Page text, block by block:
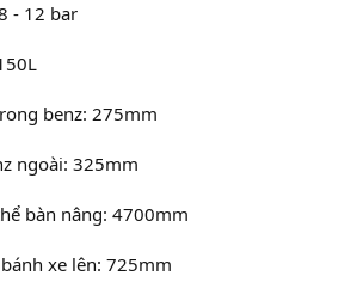
- 12 bar
benz: 275mm
ngoài: 325mm
bàn nâng: 4700mm
xe lên: 725mm